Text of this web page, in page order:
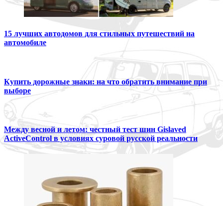
15 лучших автодомов для стильных путешествий на
автомобиле
Купить дорожные знаки: на что обратить внимание при
выборе
Между весной и летом: честный тест шин Gislaved
ActiveControl в условиях суровой русской реальности